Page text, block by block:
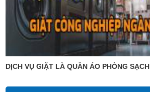
DỊCH VỤ GIẶT LÀ QUẦN ÁO PHÒNG SẠCH